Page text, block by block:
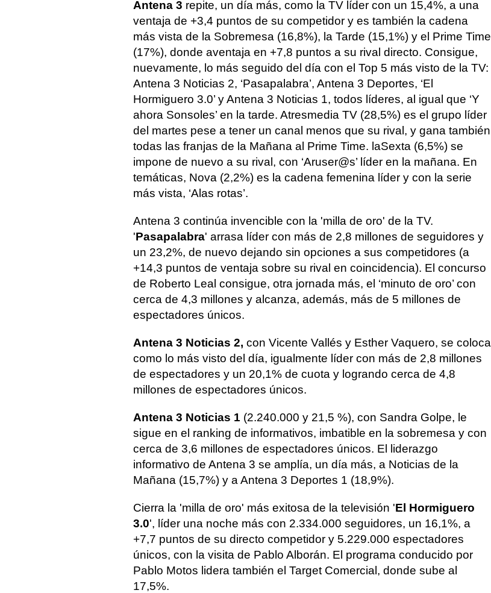
Antena 3 repite, un día más, como la TV líder con un 15,4%, a una
ventaja de +3,4 puntos de su competidor y es también la cadena
más vista de la Sobremesa (16,8%), la Tarde (15,1%) y el Prime Time
(17%), donde aventaja en +7,8 puntos a su rival directo. Consigue,
nuevamente, lo más seguido del día con el Top 5 más visto de la TV:
Antena 3 Noticias 2, ‘Pasapalabra’, Antena 3 Deportes, ‘El
Hormiguero 3.0’ y Antena 3 Noticias 1, todos líderes, al igual que ‘Y
ahora Sonsoles’ en la tarde. Atresmedia TV (28,5%) es el grupo líder
del martes pese a tener un canal menos que su rival, y gana también
todas las franjas de la Mañana al Prime Time. laSexta (6,5%) se
impone de nuevo a su rival, con ‘Aruser@s’ líder en la mañana. En
temáticas, Nova (2,2%) es la cadena femenina líder y con la serie
más vista, ‘Alas rotas’.
Antena 3 continúa invencible con la 'milla de oro' de la TV.
'Pasapalabra' arrasa líder con más de 2,8 millones de seguidores y
un 23,2%, de nuevo dejando sin opciones a sus competidores (a
+14,3 puntos de ventaja sobre su rival en coincidencia). El concurso
de Roberto Leal consigue, otra jornada más, el ‘minuto de oro’ con
cerca de 4,3 millones y alcanza, además, más de 5 millones de
espectadores únicos.
Antena 3 Noticias 2, con Vicente Vallés y Esther Vaquero, se coloca
como lo más visto del día, igualmente líder con más de 2,8 millones
de espectadores y un 20,1% de cuota y logrando cerca de 4,8
millones de espectadores únicos.
Antena 3 Noticias 1 (2.240.000 y 21,5 %), con Sandra Golpe, le
sigue en el ranking de informativos, imbatible en la sobremesa y con
cerca de 3,6 millones de espectadores únicos. El liderazgo
informativo de Antena 3 se amplía, un día más, a Noticias de la
Mañana (15,7%) y a Antena 3 Deportes 1 (18,9%).
Cierra la 'milla de oro' más exitosa de la televisión 'El Hormiguero
3.0', líder una noche más con 2.334.000 seguidores, un 16,1%, a
+7,7 puntos de su directo competidor y 5.229.000 espectadores
únicos, con la visita de Pablo Alborán. El programa conducido por
Pablo Motos lidera también el Target Comercial, donde sube al
17,5%.